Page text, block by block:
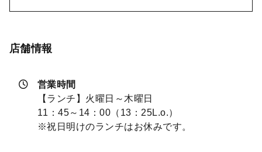
店舗情報
営業時間
【ランチ】火曜日～木曜日
11：45～14：00（13：25L.o.）
※祝日明けのランチはお休みです。